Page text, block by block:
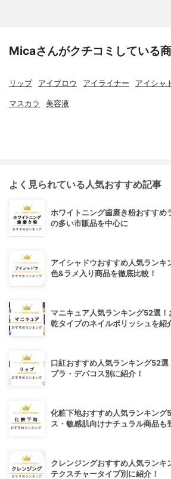
Micaさんがクチコミしている
リップ アイブロウ アイライナー アイシャ
マスカラ 美容液
よく見られている人気おすすめ記事
ホワイトニング歯磨き粉おすすめ
の多い市販品を中心に
アイシャドウおすすめ人気ラン
色&ラメ入り商品を徹底比較！
マニキュア人気ランキング52選
乾タイプのネイルポリッシュを紹
口紅おすすめ人気ランキング52
プラ・デパコス別に紹介！
化粧下地おすすめ人気ランキング
ス・敏感肌向けナチュラル商品も
クレンジングおすすめ人気ランキ
テクスチャータイプ別に紹介！